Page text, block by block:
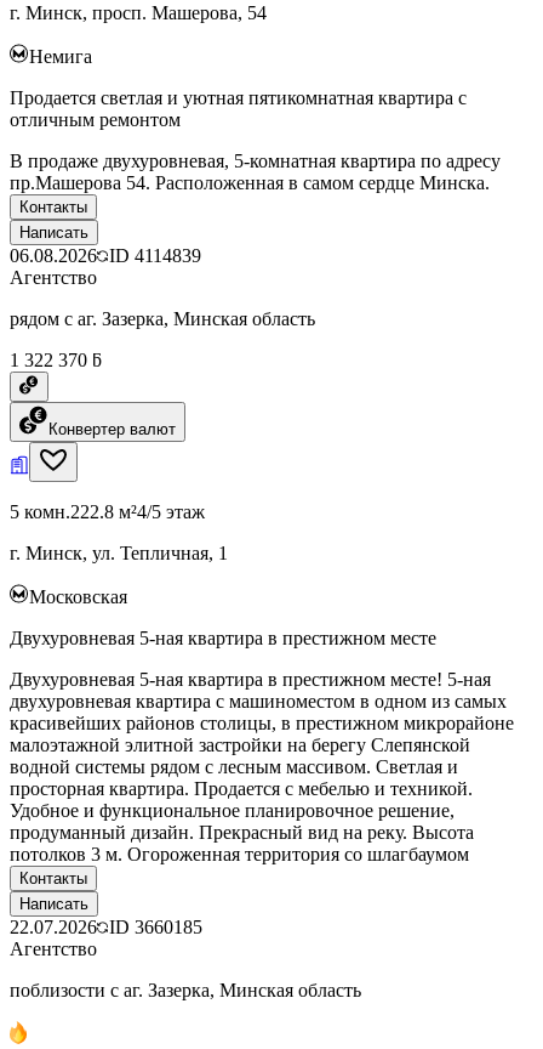
г. Минск, просп. Машерова, 54
Немига
Продается светлая и уютная пятикомнатная квартира с
отличным ремонтом
В продаже двухуровневая, 5-комнатная квартира по адресу
пр.Машерова 54. Расположенная в самом сердце Минска.
Контакты
Написать
06.08.2026 ID 4114839
Агентство
рядом с аг. Зазерка, Минская область
1 322 370 ƃ
Конвертер валют
5 комн.222.8 м²4/5 этаж
г. Минск, ул. Тепличная, 1
Московская
Двухуровневая 5-ная квартира в престижном месте
Двухуровневая 5-ная квартира в престижном месте! 5-ная
двухуровневая квартира с машиноместом в одном из самых
красивейших районов столицы, в престижном микрорайоне
малоэтажной элитной застройки на берегу Слепянской
водной системы рядом с лесным массивом. Светлая и
просторная квартира. Продается с мебелью и техникой.
Удобное и функциональное планировочное решение,
продуманный дизайн. Прекрасный вид на реку. Высота
потолков 3 м. Огороженная территория со шлагбаумом
Контакты
Написать
22.07.2026 ID 3660185
Агентство
поблизости с аг. Зазерка, Минская область